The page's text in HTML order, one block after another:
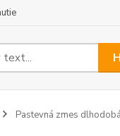
Pastevná zmes